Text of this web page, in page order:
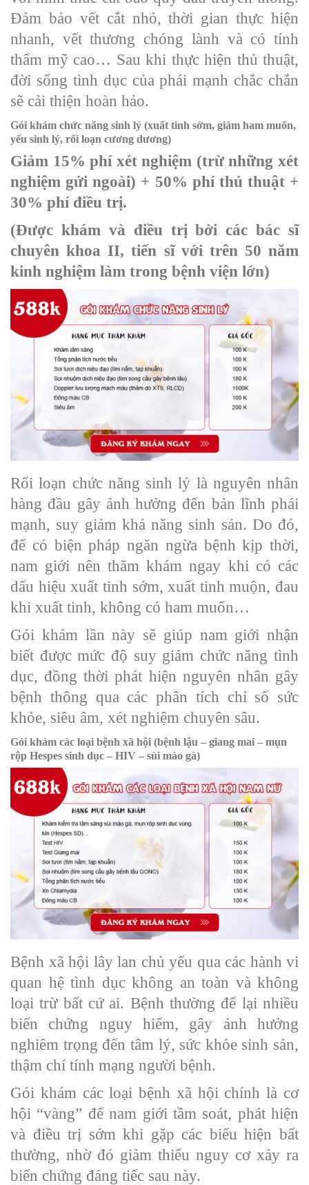
Đảm bảo vết cắt nhỏ, thời gian thực hiện
nhanh, vết thương chóng lành và có tính
thẩm mỹ cao… Sau khi thực hiện thủ thuật,
đời sống tình dục của phái mạnh chắc chắn
sẽ cải thiện hoàn hảo.
Gói khám chức năng sinh lý (xuất tinh sớm, giảm ham muốn,
yếu sinh lý, rối loạn cương dương)
Giảm 15% phí xét nghiệm (trừ những xét
nghiệm gửi ngoài) + 50% phí thủ thuật +
30% phí điều trị.
(Được khám và điều trị bởi các bác sĩ
chuyên khoa II, tiến sĩ với trên 50 năm
kinh nghiệm làm trong bệnh viện lớn)
Rối loạn chức năng sinh lý là nguyên nhân
hàng đầu gây ảnh hưởng đến bản lĩnh phái
mạnh, suy giảm khả năng sinh sản. Do đó,
để có biện pháp ngăn ngừa bệnh kịp thời,
nam giới nên thăm khám ngay khi có các
dấu hiệu xuất tinh sớm, xuất tinh muộn, đau
khi xuất tinh, không có ham muốn…
Gói khám lần này sẽ giúp nam giới nhận
biết được mức độ suy giảm chức năng tình
dục, đồng thời phát hiện nguyên nhân gây
bệnh thông qua các phân tích chỉ số sức
khỏe, siêu âm, xét nghiệm chuyên sâu.
Gói khám các loại bệnh xã hội (bệnh lậu – giang mai – mụn
rộp Hespes sinh dục – HIV – sùi mào gà)
Bệnh xã hội lây lan chủ yếu qua các hành vi
quan hệ tình dục không an toàn và không
loại trừ bất cứ ai. Bệnh thường để lại nhiều
biến chứng nguy hiểm, gây ảnh hưởng
nghiêm trọng đến tâm lý, sức khỏe sinh sản,
thậm chí tính mạng người bệnh.
Gói khám các loại bệnh xã hội chính là cơ
hội “vàng” để nam giới tầm soát, phát hiện
và điều trị sớm khi gặp các biểu hiện bất
thường, nhờ đó giảm thiểu nguy cơ xảy ra
biến chứng đáng tiếc sau này.